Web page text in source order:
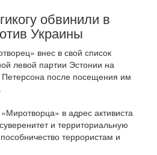
обвинили в
Украины
внес в свой список
левой партии Эстонии на
Петерсона после посещения им
в адрес активиста
и территориальную
террористам и